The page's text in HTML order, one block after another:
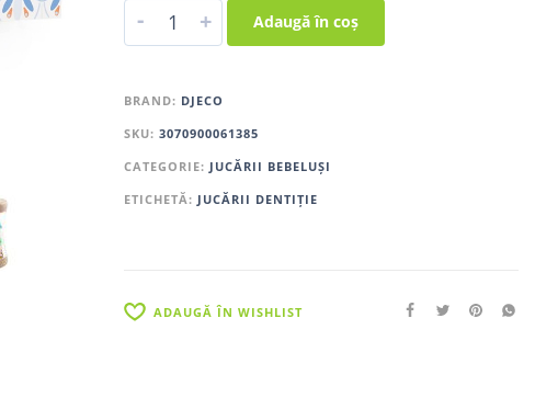
- + Adaugă în coș
BRAND: DJECO
SKU: 3070900061385
CATEGORIE: JUCĂRII BEBELUȘI
ETICHETĂ: JUCĂRII DENTIȚIE
ADAUGĂ ÎN WISHLIST